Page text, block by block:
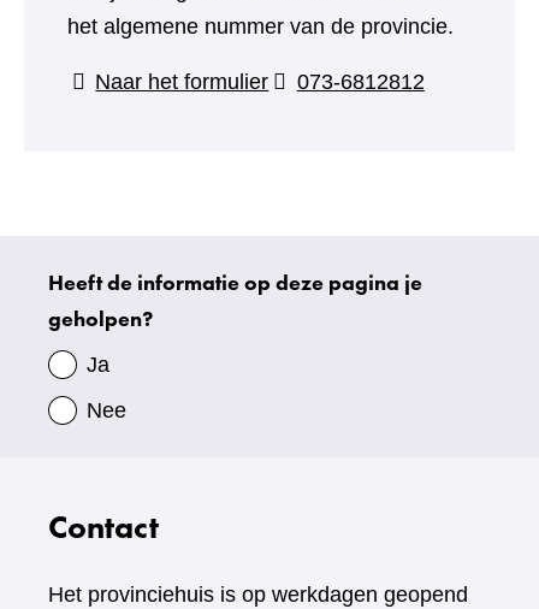
het algemene nummer van de provincie.
Naar het formulier(verwijst
073-6812812
Uw
gegevens
Heeft de informatie op deze pagina je
geholpen?
Ja
Nee
Contact
Het provinciehuis is op werkdagen geopend